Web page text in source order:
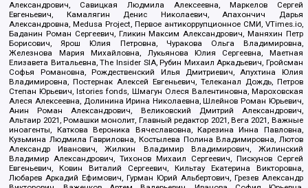
Александрович, Савицкая Людмила Алексеевна, Маркелов Сергей
Евгеньевич, Камалягин Денис Николаевич, Апахончич Дарья
Александровна, Medusa Project, Первое антикоррупционное СМИ, VTimes.io,
Баданин Роман Сергеевич, Гликин Максим Александрович, Маняхин Петр
Борисович, Ярош Юлия Петровна, Чуракова Ольга Владимировна,
Железнова Мария Михайловна, Лукьянова Юлия Сергеевна, Маетная
Елизавета Витальевна, The Insider SIA, Рубин Михаил Аркадьевич, Гройсман
Софья Романовна, Рождественский Илья Дмитриевич, Апухтина Юлия
Владимировна, Постернак Алексей Евгеньевич, Телеканал Дождь, Петров
Степан Юрьевич, Istories fonds, Шмагун Олеся Валентиновна, Мароховская
Алеся Алексеевна, Долинина Ирина Николаевна, Шлейнов Роман Юрьевич,
Анин Роман Александрович, Великовский Дмитрий Александрович,
Альтаир 2021, Ромашки монолит, Главный редактор 2021, Вега 2021, Важные
иноагенты, Каткова Вероника Вячеславовна, Карезина Инна Павловна,
Кузьмина Людмила Гавриловна, Костылева Полина Владимировна, Лютов
Александр Иванович, Жилкин Владимир Владимирович, Жилинский
Владимир Александрович, Тихонов Михаил Сергеевич, Пискунов Сергей
Евгеньевич, Ковин Виталий Сергеевич, Кильтау Екатерина Викторовна,
Любарев Аркадий Ефимович, Гурман Юрий Альбертович, Грезев Александр